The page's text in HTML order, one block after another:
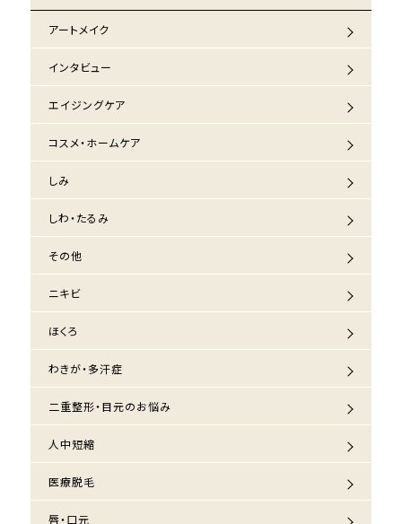
アートメイク
インタビュー
エイジングケア
コスメ・ホームケア
しみ
しわ・たるみ
その他
ニキビ
ほくろ
わきが・多汗症
二重整形・目元のお悩み
人中短縮
医療脱毛
唇・口元